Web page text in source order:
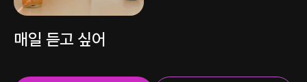
매일 듣고 싶어